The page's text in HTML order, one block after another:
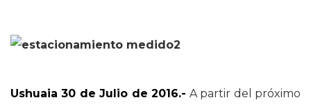
Ushuaia 30 de Julio de 2016.- A partir del próximo